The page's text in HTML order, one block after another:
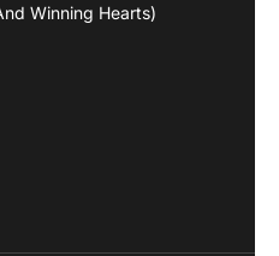
Winning Hearts)